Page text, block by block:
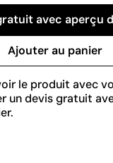
avec aperçu
Ajouter au panier
le produit avec
un devis gratuit